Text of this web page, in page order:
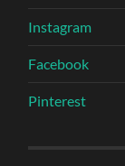
Instagram
Facebook
Pinterest